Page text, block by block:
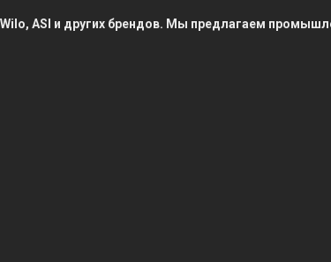
ASI и других брендов. Мы предлагаем